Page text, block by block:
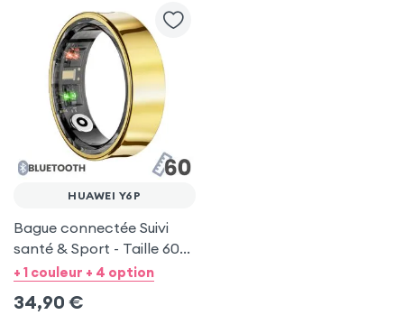
HUAWEI Y6P
Bague connectée Suivi
santé & Sport - Taille 60
Or
+ 1 couleur + 4 option
34,90 €